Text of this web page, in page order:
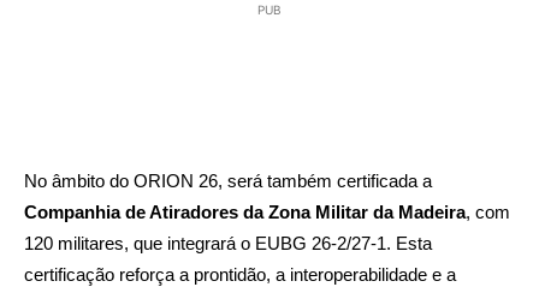
PUB
No âmbito do ORION 26, será também certificada a
Companhia de Atiradores da Zona Militar da Madeira, com
120 militares, que integrará o EUBG 26‑2/27‑1. Esta
certificação reforça a prontidão, a interoperabilidade e a